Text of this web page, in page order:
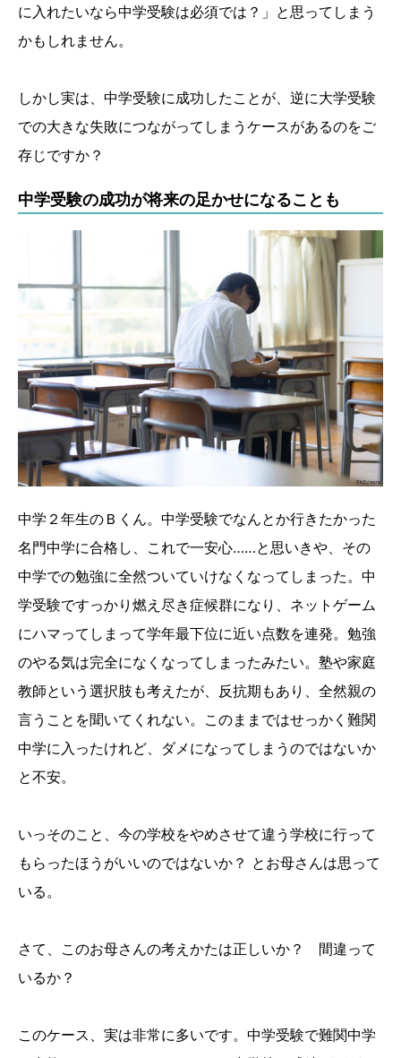
に入れたいなら中学受験は必須では？」と思ってしまう
かもしれません。
しかし実は、中学受験に成功したことが、逆に大学受験
での大きな失敗につながってしまうケースがあるのをご
存じですか？
中学受験の成功が将来の足かせになることも
中学２年生のＢくん。中学受験でなんとか行きたかった
名門中学に合格し、これで一安心……と思いきや、その
中学での勉強に全然ついていけなくなってしまった。中
学受験ですっかり燃え尽き症候群になり、ネットゲーム
にハマってしまって学年最下位に近い点数を連発。勉強
のやる気は完全になくなってしまったみたい。塾や家庭
教師という選択肢も考えたが、反抗期もあり、全然親の
言うことを聞いてくれない。このままではせっかく難関
中学に入ったけれど、ダメになってしまうのではないか
と不安。
いっそのこと、今の学校をやめさせて違う学校に行って
もらったほうがいいのではないか？ とお母さんは思って
いる。
さて、このお母さんの考えかたは正しいか？ 間違って
いるか？
このケース、実は非常に多いです。中学受験で難関中学